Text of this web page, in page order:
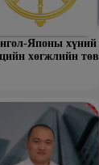
Японы хүний
хөгжлийн төв